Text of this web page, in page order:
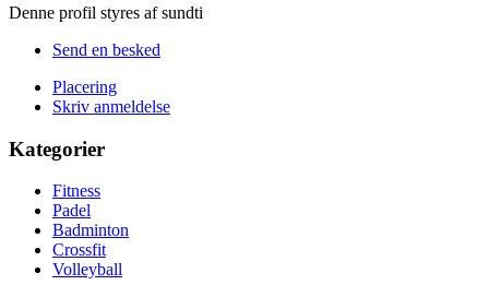
Denne profil styres af sundti
Send en besked
Placering
Skriv anmeldelse
Kategorier
Fitness
Padel
Badminton
Crossfit
Volleyball